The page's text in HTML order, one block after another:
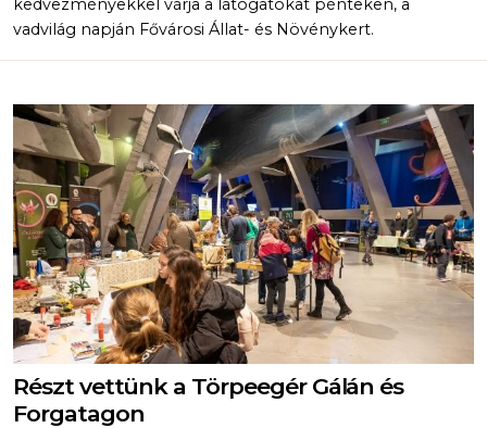
kedvezményekkel várja a látogatókat pénteken, a
vadvilág napján Fővárosi Állat- és Növénykert.
Részt vettünk a Törpeegér Gálán és
Forgatagon